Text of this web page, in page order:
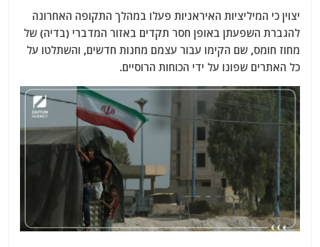
יצוין כי המיליציות האיראניות פעלו במהלך התקופה האחרונה
להגברת השפעתן באופן חסר תקדים באזור המדברי (בדיה) של
מחוז חומס, שם הקימו עבור עצמם מחנות חדשים, והשתלטו על
כל האתרים שפונו על ידי הכוחות הרוסיים.